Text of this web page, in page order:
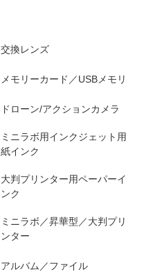
交換レンズ
メモリーカード／USBメモリ
ドローン/アクションカメラ
ミニラボ用インクジェット用
紙インク
大判プリンター用ペーパーイ
ンク
ミニラボ／昇華型／大判プリ
ンター
アルバム／ファイル